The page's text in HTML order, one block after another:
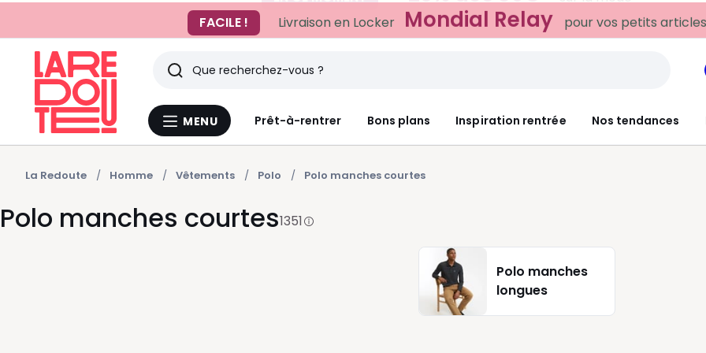
FACILE !
Livraison en Locker Mondial Relay pour vos petits articles
Menu
MENU Prêt-à-rentrer Bons plans Inspiration rentrée Nos tendances
Rechercher
Derniers
articles
vus
La Redoute Homme Vêtements Polo Polo manches courtes
Polo manches courtes1351
Polo manches
longues